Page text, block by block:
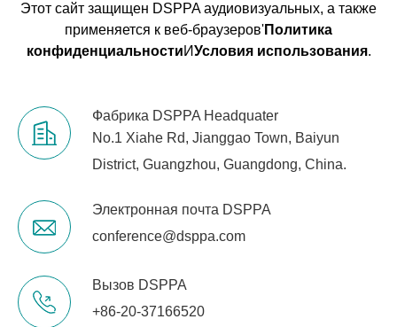
Этот сайт защищен DSPPA аудиовизуальных, а также
применяется к веб-браузеров'Политика
конфиденциальностиИУсловия использования.
Фабрика DSPPA Headquater
No.1 Xiahe Rd, Jianggao Town, Baiyun
District, Guangzhou, Guangdong, China.
Электронная почта DSPPA
conference@dsppa.com
Вызов DSPPA
+86-20-37166520